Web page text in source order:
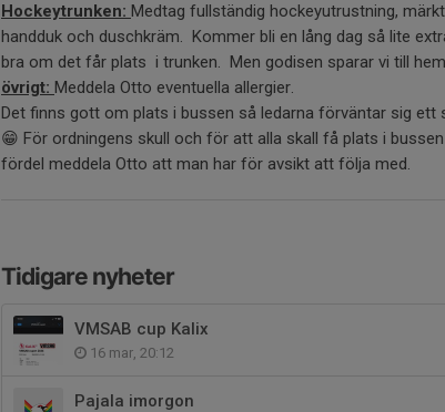
Hockeytrunken: Medtag fullständig hockeyutrustning,
handduk och duschkräm. Kommer bli en lång dag så lite
bra om det får plats i trunken. Men godisen sparar vi till
övrigt: Meddela Otto eventuella allergier.
Det finns gott om plats i bussen så ledarna förväntar sig ett
😁 För ordningens skull och för att alla skall få plats i
fördel meddela Otto att man har för avsikt att följa med.
Tidigare nyheter
VMSAB cup Kalix
16 mar, 20:12
Pajala imorgon